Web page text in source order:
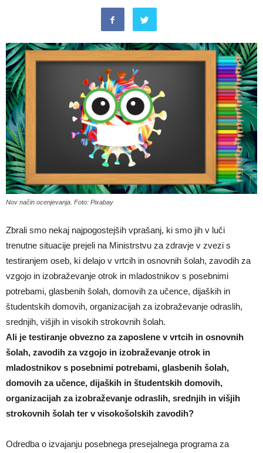
Nov način ocenjevanja. Foto: Pixabay
Zbrali smo nekaj najpogostejših vprašanj, ki smo jih v luči
trenutne situacije prejeli na Ministrstvu za zdravje v zvezi s
testiranjem oseb, ki delajo v vrtcih in osnovnih šolah, zavodih za
vzgojo in izobraževanje otrok in mladostnikov s posebnimi
potrebami, glasbenih šolah, domovih za učence, dijaških in
študentskih domovih, organizacijah za izobraževanje odraslih,
srednjih, višjih in visokih strokovnih šolah.
Ali je testiranje obvezno za zaposlene v vrtcih in osnovnih
šolah, zavodih za vzgojo in izobraževanje otrok in
mladostnikov s posebnimi potrebami, glasbenih šolah,
domovih za učence, dijaških in študentskih domovih,
organizacijah za izobraževanje odraslih, srednjih in višjih
strokovnih šolah ter v visokošolskih zavodih?
Odredba o izvajanju posebnega presejalnega programa za